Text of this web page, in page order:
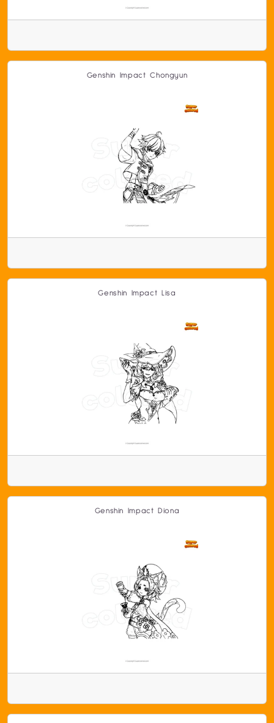
Genshin Impact Chongyun
Genshin Impact Lisa
Genshin Impact Diona